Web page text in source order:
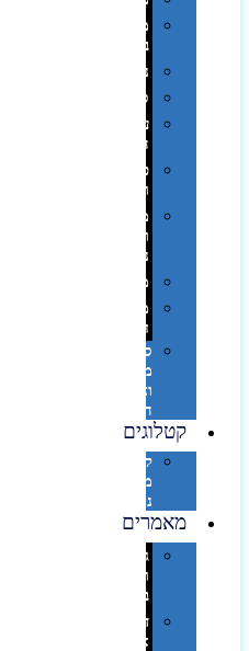
מתנה
בפחית
נסיעות
ספורט
על
השולחן…
פינוק
וספא
מזוודות
ותיקי
נסיעות
מטריות
מוצרי
חוף
סביבת
מחשב
וציוד
היקפי
קטלוגים
קטלוג
מוצרי
נייר
מאמרים
גימורים
והשבחות
בדפוס
דפוס
אופסט